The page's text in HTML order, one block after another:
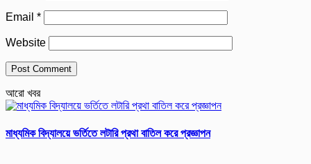
Email *
Website
আরো খবর
মাধ্যমিক বিদ্যালয়ে ভর্তিতে লটারি প্রথা বাতিল করে প্রজ্ঞাপন